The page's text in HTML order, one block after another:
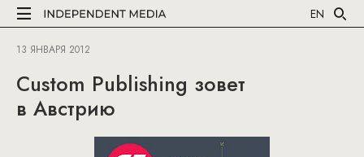
EN
13 ЯНВАРЯ 2012
Custom Publishing зовет
в Австрию